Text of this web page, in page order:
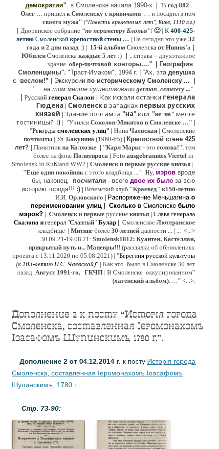
демократии” в Смоленске начала 1990-х | "В год 882 ...
Олег … пришел к Смоленску с кривичами … и посадил в нем
своего мужа" ("Повесть временных лет", Киев, 1110 г.г.)
| Дворянское собрание “по периметру Блонья”! 🙂| К 400-425-
летию Смоленской крепостной стены … | На сегодня это уже 32
года и 2 дня назад :) | 15-й альбом Смоленска от Humus`a |
Юбилеи Смоленска каждые 5 лет :) | ...справа – двухэтажное
здание обер-почтовой конторы...."
Гeография
Cмоленщины". "Траст-Имаком", 1994 г. “Ах, эта девушка
с веслом!”
Экскурсии по историческому Смоленску ...
"... на том месте существовало german_cemetery ..."
| Русский генерал Скалон | Как искали останки генерала
Гюдена | Смоленскв загадках первых русских
князей | Здание почтамта "на"или "не на" месте
гостиницы? :) | "Учился Соколов-Микитов в Смоленске …" |
"Рекорды смоленских улиц" | Нина Чаевская | Смоленские
почтамты | Ул. Бакунина (1960-65) | Крепостной стене 425
лет? | Памятник на Колхозке | "Карл Маркс - это голова!", тем
более на фоне Политпроса | Foto ausgebranntes Viertel in
Smolensk in Rußland WW2 | Смоленск и первые русские князья |
"Еще один покойникс этого кладбища ..." | Ну, мэров вроде
бы, наконец, посчитали - всего двое их было за всю
историю города!!! :) | Вяземский клуб "Краевед" к150-летию
И.И. Орловского | Распоряжение Меньшагина о
переименовании улиц
Сколько в Смоленске было
мэров? | Смоленски первые русские князья | Слава генерала
Скалона и генерал "Славный" Булар | Смоленское Лютерaнское
кладбище | Митинг более 30-летней давности ... | ... <...>
30.09.21-19.08.21: Smolensk1812: Куантен, Кастеллан,
прикрытый путь и... Маневры!!! (рассылки об обновлениях
проекта с 13.11.2020 по 05.08.2021) | "Берегиня русской культуры
(к 103-летию Н.С. Чаевской)" | Как это было в Смоленске 30 лет
назад. Август 1991-го, ГКЧП | В Смоленске оккупированном”
(хагенский альбом). …” <...>.
Дополнение 2 к посту “Исторiя города
Смоленска, составленная Iеромонахомъ
Iоасафомъ Шупинскимъ, 1780 г.”.
Дополнение 2 от 04.12.2014 г. к посту Исторiя города
Смоленска, составленная Iеромонахомъ Iоасафомъ
Шупинскимъ, 1780 г.
Стр. 73-90: